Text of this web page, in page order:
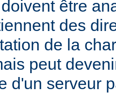
être
des
de la
peut
d'un serveur